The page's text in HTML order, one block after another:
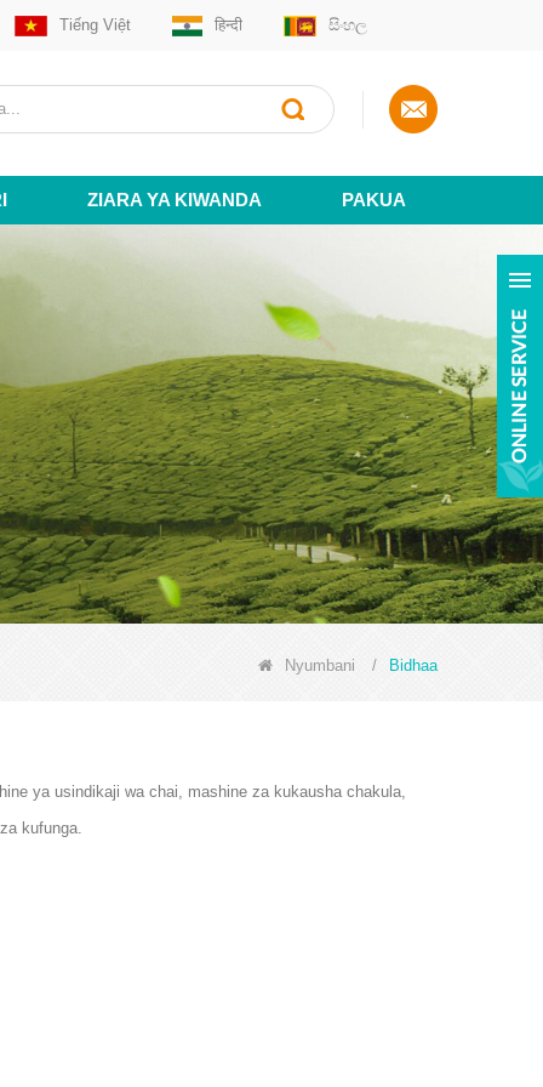
Tiếng Việt हिन्दी සිංහල
ZIARA YA KIWANDA PAKUA
Nyumbani / Bidhaa
ya usindikaji wa chai, mashine za kukausha chakula,
kufunga.